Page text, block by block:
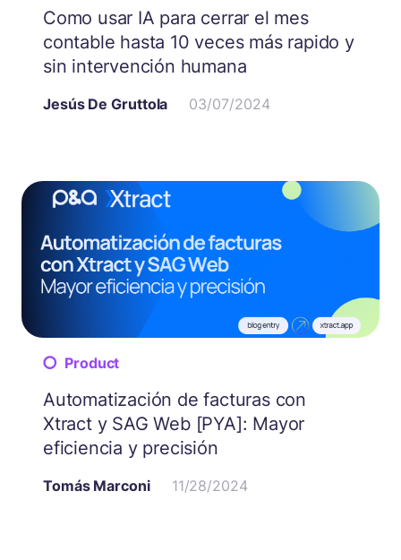
Como usar IA para cerrar el mes
contable hasta 10 veces más rapido y
sin intervención humana
Jesús De Gruttola 03/07/2024
Product
Automatización de facturas con
Xtract y SAG Web [PYA]: Mayor
eficiencia y precisión
Tomás Marconi 11/28/2024